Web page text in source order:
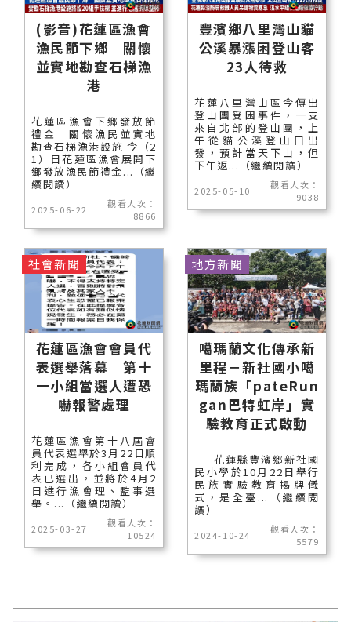
(影音)花蓮區漁會
漁民節下鄉 關懷
並實地勘查石梯漁
港
花蓮區漁會下鄉發放節
禮金 關懷漁民並實地
勘查石梯漁港設施 今（2
1）日花蓮區漁會展開下
鄉發放漁民節禮金...（繼
續閱讀）
2025-06-22
觀看人次：
8866
豐濱鄉八里灣山貓
公溪暴漲困登山客
23人待救
花蓮八里灣山區今傳出
登山團受困事件，一支
來自北部的登山團，上
午從貓公溪登山口出
發，預計當天下山，但
下午返...（繼續閱讀）
2025-05-10
觀看人次：
9038
花蓮區漁會會員代
表選舉落幕 第十
一小組當選人遭恐
嚇報警處理
花蓮區漁會第十八屆會
員代表選舉於3月22日順
利完成，各小組會員代
表已選出，並將於4月2
日進行漁會理、監事選
舉。...（繼續閱讀）
2025-03-27
觀看人次：
10524
社會新聞
噶瑪蘭文化傳承新
里程－新社國小噶
瑪蘭族「pateRun
gan巴特虹岸」實
驗教育正式啟動
花蓮縣豐濱鄉新社國
民小學於10月22日舉行
民族實驗教育揭牌儀
式，是全臺...（繼續閱
讀）
2024-10-24
觀看人次：
5579
地方新聞